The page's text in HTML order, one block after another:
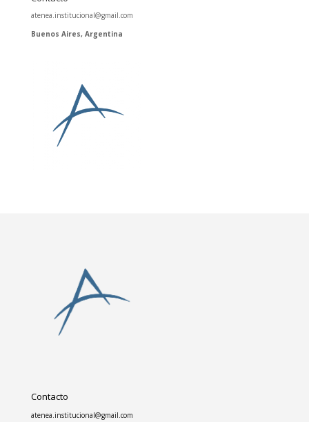
atenea.institucional@gmail.com
Buenos Aires, Argentina
Contacto
atenea.institucional@gmail.com